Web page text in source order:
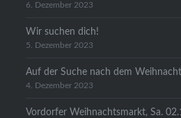
6. Dezember 2023
Wir suchen dich!
5. Dezember 2023
Auf der Suche nach dem
4. Dezember 2023
Vordorfer Weihnachtsmarkt, Sa.